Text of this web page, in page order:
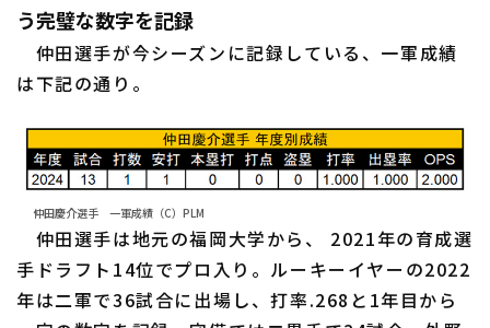
う完璧な数字を記録
仲田選手が今シーズンに記録している、一軍成績
は下記の通り。
仲田慶介選手 一軍成績（C）PLM
仲田選手は地元の福岡大学から、 2021年の育成選
手ドラフト14位でプロ入り。ルーキーイヤーの2022
年は二軍で36試合に出場し、打率.268と1年目から